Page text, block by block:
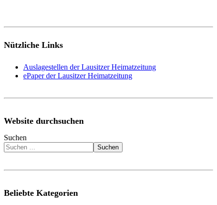
Nützliche Links
Auslagestellen der Lausitzer Heimatzeitung
ePaper der Lausitzer Heimatzeitung
Website durchsuchen
Suchen
Suchen
Beliebte Kategorien